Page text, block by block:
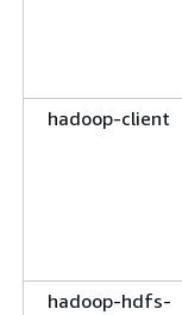
hadoop-client
hadoop-hdfs-